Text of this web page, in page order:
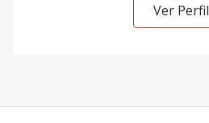
Ver Perfil